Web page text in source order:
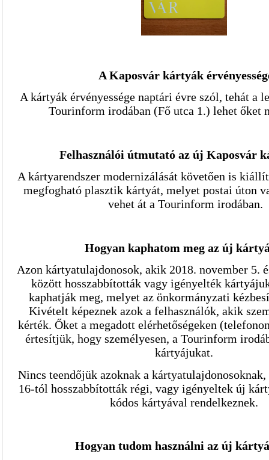
A Kaposvár kártyák
A kártyák érvényessége naptári évre szól, tehát a
Tourinform irodában (Fő utca 1.) lehet őket
Felhasználói útmutató az új Kaposvár
A kártyarendszer modernizálását követően is
megfogható plasztik kártyát, melyet postai úton
vehet át a Tourinform irodában.
Hogyan kaphatom meg az új
Azon kártyatulajdonosok, akik 2018. november 5.
között hosszabbították vagy igényelték
kaphatják meg, melyet az önkormányzati
Kivételt képeznek azok a felhasználók, akik
kérték. Őket a megadott elérhetőségeken
értesítjük, hogy személyesen, a Tourinform
kártyájukat.
Nincs teendőjük azoknak a
16-tól hosszabbították régi, vagy igényeltek új
kódos kártyával rendelkeznek.
Hogyan tudom használni az új